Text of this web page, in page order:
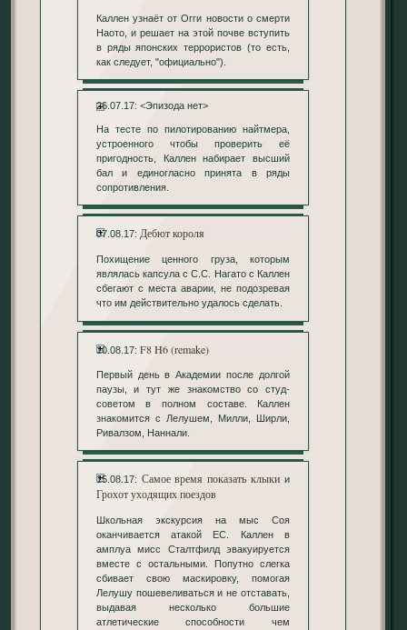
Каллен узнаёт от Огги новости о смерти
Наото, и решает на этой почве вступить
в ряды японских террористов (то есть,
как следует, "официально").
26.07.17: <Эпизода нет>
На тесте по пилотированию найтмера,
устроенного чтобы проверить её
пригодность, Каллен набирает высший
бал и единогласно принята в ряды
сопротивления.
07.08.17: Дебют короля
Похищение ценного груза, которым
являлась капсула с С.С. Нагато с Каллен
сбегают с места аварии, не подозревая
что им действительно удалось сделать.
10.08.17: F8 H6 (remake)
Первый день в Академии после долгой
паузы, и тут же знакомство со студ-
советом в полном составе. Каллен
знакомится с Лелушем, Милли, Ширли,
Ривалзом, Наннали.
15.08.17: Самое время показать клыки и
Грохот уходящих поездов
Школьная экскурсия на мыс Соя
оканчивается атакой ЕС. Каллен в
амплуа мисс Сталтфилд эвакуируется
вместе с остальными. Попутно слегка
сбивает свою маскировку, помогая
Лелушу пошевеливаться и не отставать,
выдавая несколько большие
атлетические способности чем